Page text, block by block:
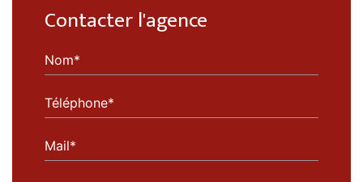
Contacter l'agence
Nom*
Téléphone*
Mail*